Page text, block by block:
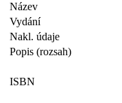
Název
Vydání
Nakl. údaje
Popis (rozsah)
ISBN